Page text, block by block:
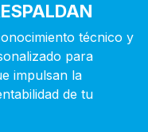
técnico y
para
impulsan la
de tu